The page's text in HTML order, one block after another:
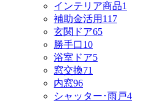
インテリア商品1
補助金活用 117
玄関ドア65
勝手口10
浴室ドア5
窓交換71
内窓96
シャッター･雨戸4